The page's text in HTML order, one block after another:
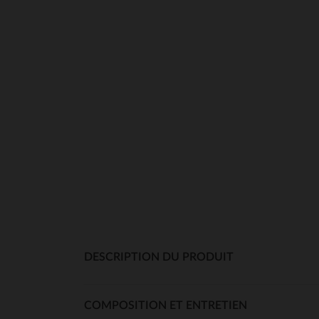
DESCRIPTION DU PRODUIT
COMPOSITION ET ENTRETIEN